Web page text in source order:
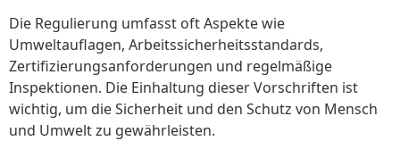
Die Regulierung umfasst oft Aspekte wie
Umweltauflagen, Arbeitssicherheitsstandards,
Zertifizierungsanforderungen und regelmäßige
Inspektionen. Die Einhaltung dieser Vorschriften ist
wichtig, um die Sicherheit und den Schutz von Mensch
und Umwelt zu gewährleisten.